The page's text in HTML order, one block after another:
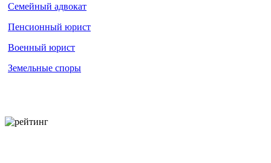
Семейный адвокат
Пенсионный юрист
Военный юрист
Земельные споры